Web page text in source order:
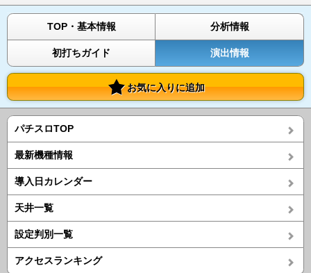
TOP・基本情報 分析情報
初打ちガイド 演出情報
お気に入りに追加
パチスロTOP
最新機種情報
導入日カレンダー
天井一覧
設定判別一覧
アクセスランキング